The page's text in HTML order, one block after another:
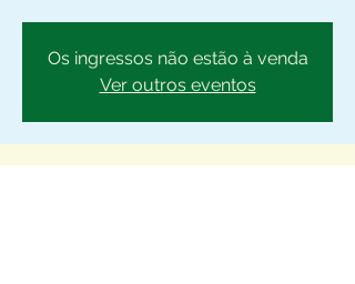
Os ingressos não estão à venda
Ver outros eventos